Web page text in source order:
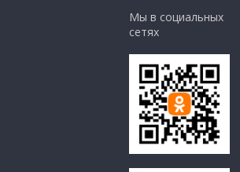
Мы в социальных
сетях